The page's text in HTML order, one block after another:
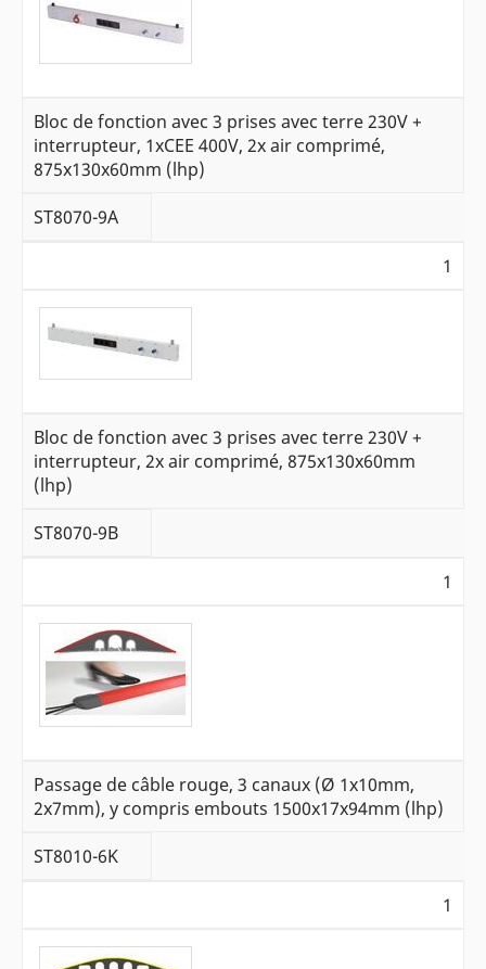
Bloc de fonction avec 3 prises avec terre 230V +
interrupteur, 1xCEE 400V, 2x air comprimé,
875x130x60mm (lhp)
ST8070-9A
1
Bloc de fonction avec 3 prises avec terre 230V +
interrupteur, 2x air comprimé, 875x130x60mm
(lhp)
ST8070-9B
1
Passage de câble rouge, 3 canaux (Ø 1x10mm,
2x7mm), y compris embouts 1500x17x94mm (lhp)
ST8010-6K
1